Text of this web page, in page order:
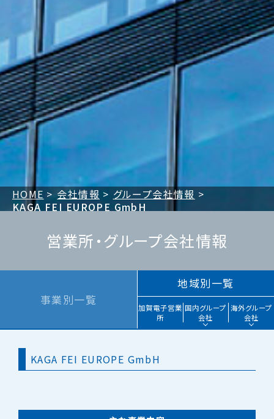
HOME 会社情報
グループ会社情報
KAGA FEI EUROPE GmbH
営業所・グループ会社情報
事業別一覧
地域別一覧
加賀電子営業
所
国内グループ
会社
海外グループ
会社
KAGA FEI EUROPE GmbH